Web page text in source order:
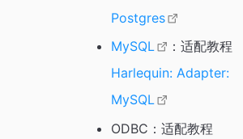
Postgres
MySQL
：适配教程
Harlequin: Adapter:
MySQL
ODBC：适配教程